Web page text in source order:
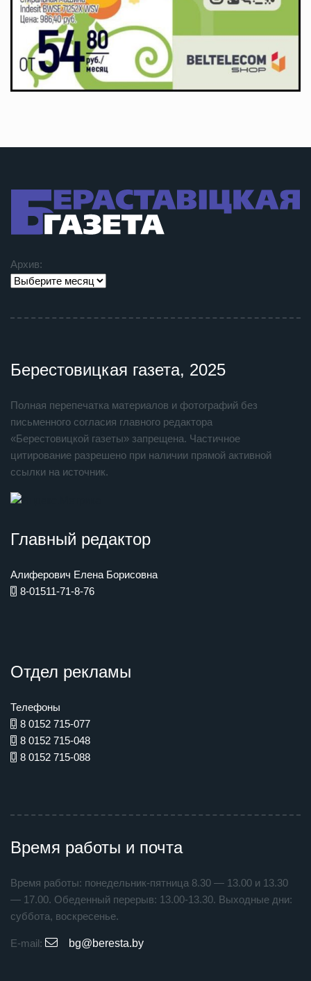
Архив:
Берестовицкая газета, 2025
Полная перепечатка материалов и фотографий без
письменного согласия главного редактора
«Берестовицкой газеты» запрещена. Частичное
цитирование разрешено при наличии прямой активной
ссылки на источник.
Главный редактор
Алиферович Елена Борисовна
8-01511-71-8-76
Отдел рекламы
Телефоны
8 0152 715-077
8 0152 715-048
8 0152 715-088
Время работы и почта
Время работы: понедельник-пятница 8.30 — 13.00 и 13.30
— 17.00. Обеденный перерыв: 13.00-13.30. Выходные дни:
суббота, воскресенье.
E-mail: bg@beresta.by